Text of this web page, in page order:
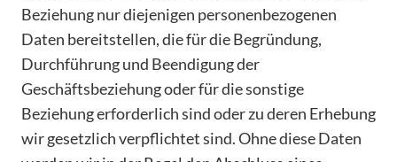
Beziehung nur diejenigen personenbezogenen
Daten bereitstellen, die für die Begründung,
Durchführung und Beendigung der
Geschäftsbeziehung oder für die sonstige
Beziehung erforderlich sind oder zu deren Erhebung
wir gesetzlich verpflichtet sind. Ohne diese Daten